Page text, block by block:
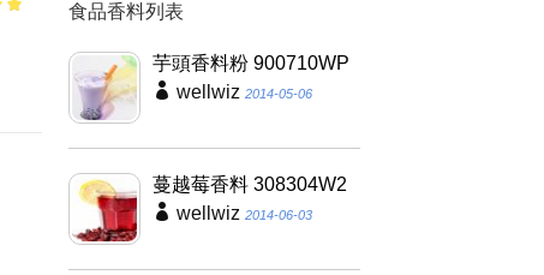
食品香料列表
芋頭香料粉 900710WP
wellwiz 2014-05-06
蔓越莓香料 308304W2
wellwiz 2014-06-03